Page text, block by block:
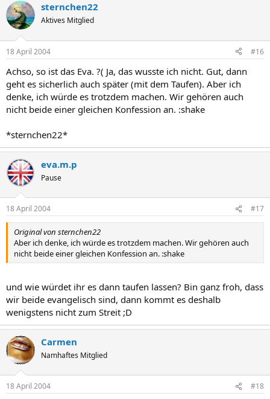
sternchen22
Aktives Mitglied
18 April 2004 #16
Achso, so ist das Eva. ?( Ja, das wusste ich nicht. Gut, dann
geht es sicherlich auch später (mit dem Taufen). Aber ich
denke, ich würde es trotzdem machen. Wir gehören auch
nicht beide einer gleichen Konfession an. :shake
*sternchen22*
eva.m.p
Pause
18 April 2004 #17
Original von sternchen22
Aber ich denke, ich würde es trotzdem machen. Wir gehören auch
nicht beide einer gleichen Konfession an. :shake
und wie würdet ihr es dann taufen lassen? Bin ganz froh, dass
wir beide evangelisch sind, dann kommt es deshalb
wenigstens nicht zum Streit ;D
Carmen
Namhaftes Mitglied
18 April 2004 #18